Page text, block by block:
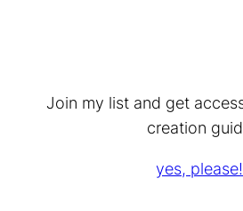
Join my list and get
creation
yes, please!